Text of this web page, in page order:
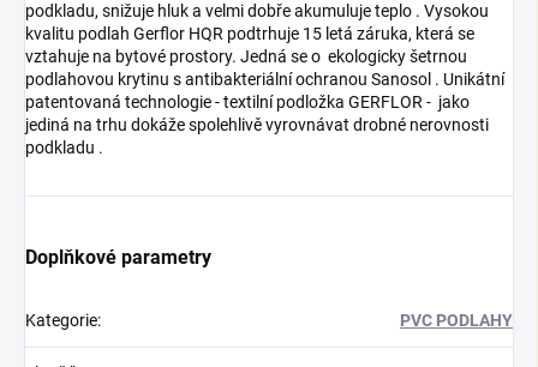
podkladu, snižuje hluk a velmi dobře akumuluje teplo . Vysokou
kvalitu podlah Gerflor HQR podtrhuje 15 letá záruka, která se
vztahuje na bytové prostory. Jedná se o ekologicky šetrnou
podlahovou krytinu s antibakteriální ochranou Sanosol . Unikátní
patentovaná technologie - textilní podložka GERFLOR - jako
jediná na trhu dokáže spolehlivě vyrovnávat drobné nerovnosti
podkladu .
Doplňkové parametry
Kategorie: PVC PODLAHY